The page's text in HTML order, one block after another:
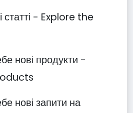
статті - Explore the
нові продукти -
нові запити на